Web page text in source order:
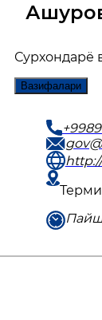
Сурхондарё
Вазифалари